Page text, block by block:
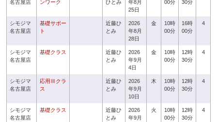
名古屋店
ンワーク
ひとみ
年8月
25日
00分
30分
シモジマ
名古屋店
基礎サポー
ト
近藤ひ
とみ
2026
年8月
28日
金
10時
00分
16時
00分
4
シモジマ
名古屋店
基礎クラス
近藤ひ
とみ
2026
年9月
4日
金
10時
00分
12時
30分
4
シモジマ
名古屋店
応用Ⅲクラ
ス
近藤ひ
とみ
2026
年9月
10日
木
10時
00分
12時
30分
4
シモジマ
名古屋店
基礎クラス
近藤ひ
とみ
2026
年9月
火
10時
00分
12時
30分
4